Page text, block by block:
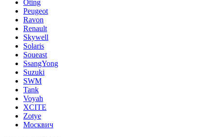
Oting
Peugeot
Ravon
Renault
Skywell
Solaris
Soueast
SsangYong
Suzuki
SWM
Tank
Voyah
XCITE
Zotye
Москвич